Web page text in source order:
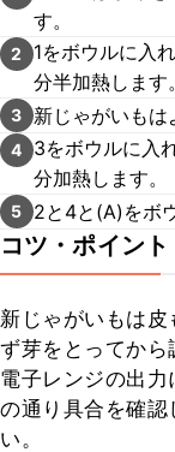
す。
2
1をボウルに入
分半加熱します。
3 新じゃがいもは
4
3をボウルに入
分加熱します。
5 2と4と(A)をボ
コツ・ポイント
新じゃがいもは
ず芽をとってから
電子レンジの出
の通り具合を確認
い。